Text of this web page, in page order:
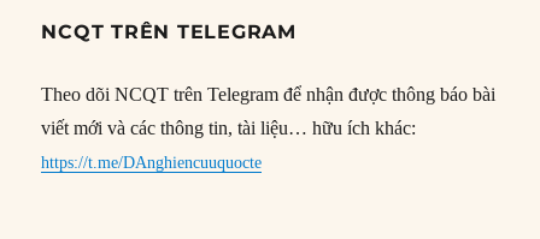
NCQT TRÊN TELEGRAM
Theo dõi NCQT trên Telegram để nhận được thông báo bài
viết mới và các thông tin, tài liệu… hữu ích khác:
https://t.me/DAnghiencuuquocte